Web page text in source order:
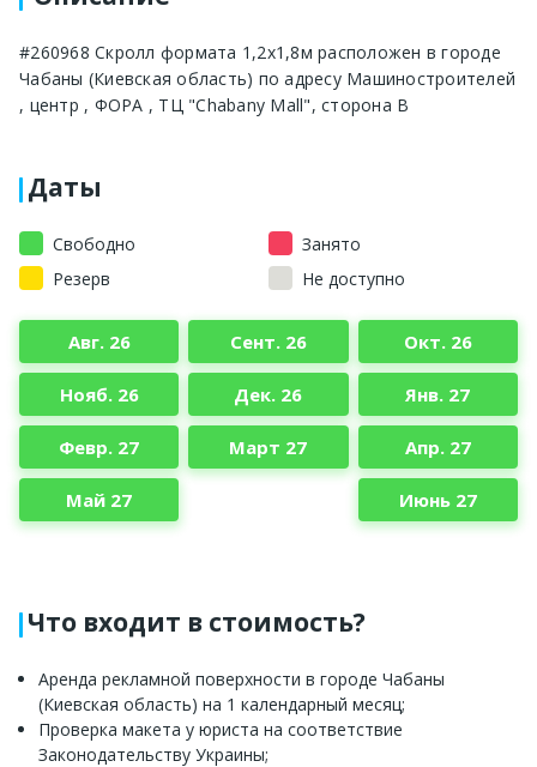
#260968 Скролл формата 1,2х1,8м расположен в городе
Чабаны (Киевская область) по адресу Машиностроителей
, центр , ФОРА , ТЦ "Chabany Mall", сторона В
Даты
Свободно
Занято
Резерв
Не доступно
Авг. 26 Сент. 26 Окт. 26
Нояб. 26 Дек. 26 Янв. 27
Февр. 27 Март 27 Апр. 27
Май 27 Июнь 27
Что входит в стоимость?
Аренда рекламной поверхности в городе Чабаны
(Киевская область) на 1 календарный месяц;
Проверка макета у юриста на соответствие
Законодательству Украины;